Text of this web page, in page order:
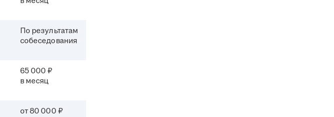
По результатам
собеседования
65 000 ₽
в месяц
от 80 000 ₽